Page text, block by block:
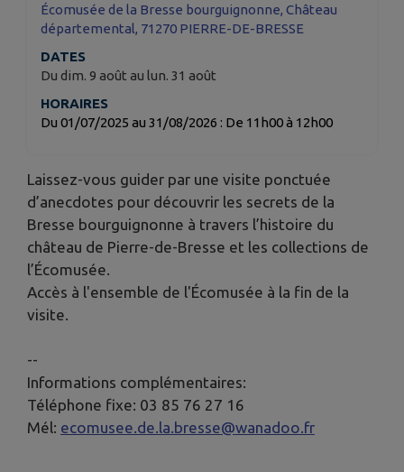
Écomusée de la Bresse bourguignonne, Château
départemental, 71270 PIERRE-DE-BRESSE
DATES
Du dim. 9 août au lun. 31 août
HORAIRES
Du 01/07/2025 au 31/08/2026 : De 11h00 à 12h00
Laissez-vous guider par une visite ponctuée
d’anecdotes pour découvrir les secrets de la
Bresse bourguignonne à travers l’histoire du
château de Pierre-de-Bresse et les collections de
l’Écomusée.
Accès à l'ensemble de l'Écomusée à la fin de la
visite.
--
Informations complémentaires:
Téléphone fixe: 03 85 76 27 16
Mél: ecomusee.de.la.bresse@wanadoo.fr